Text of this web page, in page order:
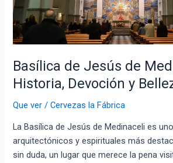
Basílica de Jesús de
Historia, Devoción y
Que ver /Cervezas la Fábrica
La Basílica de Jesús de Medinaceli es
arquitectónicos y espirituales más
sin duda, un lugar que merece la pena